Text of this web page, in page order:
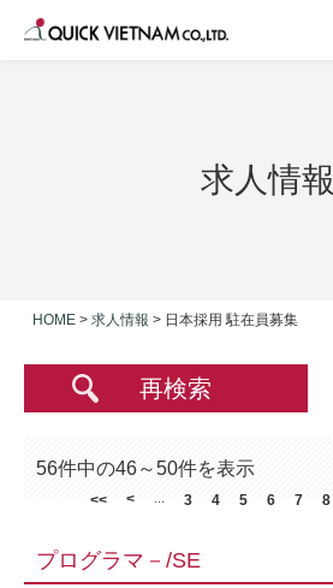
求人情報
HOME > 求人情報 > 日本採用 駐在員募集
再検索
56件中の46～50件を表示
<< < 3 4 5 6 7 8
プログラマ－/SE